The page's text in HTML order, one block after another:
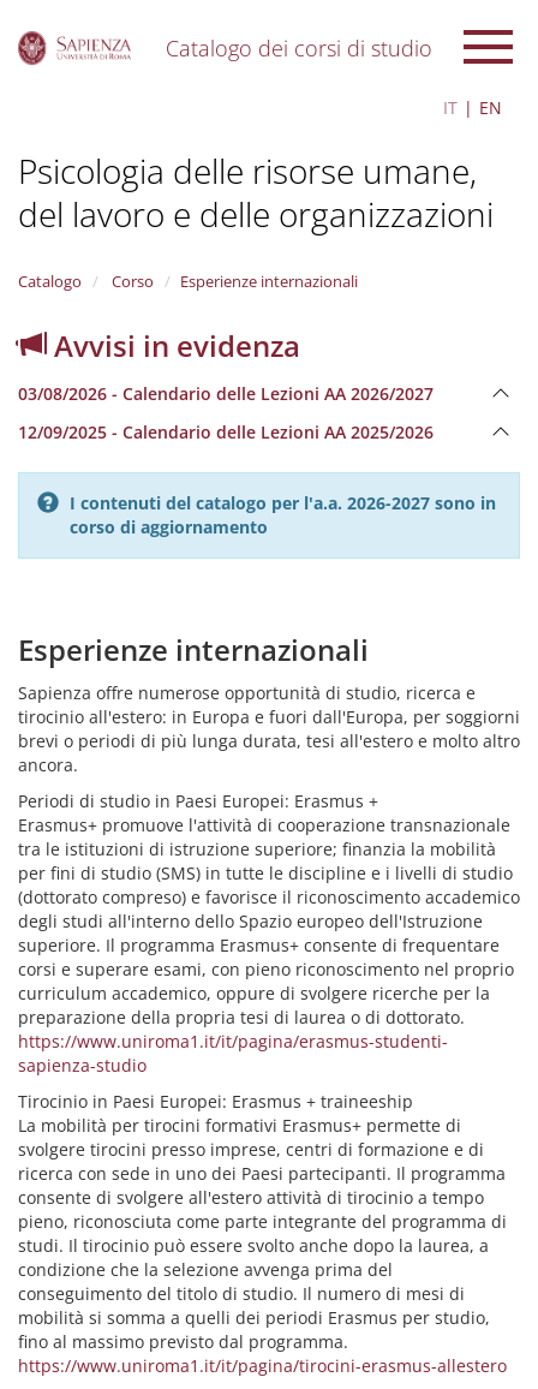
Catalogo dei corsi di studio
IT EN
Psicologia delle risorse umane,
del lavoro e delle organizzazioni
Catalogo Corso Esperienze internazionali
Avvisi in evidenza
03/08/2026 - Calendario delle Lezioni AA 2026/2027
12/09/2025 - Calendario delle Lezioni AA 2025/2026
I contenuti del catalogo per l'a.a. 2026-2027 sono in
corso di aggiornamento
Esperienze internazionali
Sapienza offre numerose opportunità di studio, ricerca e
tirocinio all'estero: in Europa e fuori dall'Europa, per soggiorni
brevi o periodi di più lunga durata, tesi all'estero e molto altro
ancora.
Periodi di studio in Paesi Europei: Erasmus +
Erasmus+ promuove l'attività di cooperazione transnazionale
tra le istituzioni di istruzione superiore; finanzia la mobilità
per fini di studio (SMS) in tutte le discipline e i livelli di studio
(dottorato compreso) e favorisce il riconoscimento accademico
degli studi all'interno dello Spazio europeo dell'Istruzione
superiore. Il programma Erasmus+ consente di frequentare
corsi e superare esami, con pieno riconoscimento nel proprio
curriculum accademico, oppure di svolgere ricerche per la
preparazione della propria tesi di laurea o di dottorato.
https://www.uniroma1.it/it/pagina/erasmus-studenti-
sapienza-studio
Tirocinio in Paesi Europei: Erasmus + traineeship
La mobilità per tirocini formativi Erasmus+ permette di
svolgere tirocini presso imprese, centri di formazione e di
ricerca con sede in uno dei Paesi partecipanti. Il programma
consente di svolgere all'estero attività di tirocinio a tempo
pieno, riconosciuta come parte integrante del programma di
studi. Il tirocinio può essere svolto anche dopo la laurea, a
condizione che la selezione avvenga prima del
conseguimento del titolo di studio. Il numero di mesi di
mobilità si somma a quelli dei periodi Erasmus per studio,
fino al massimo previsto dal programma.
https://www.uniroma1.it/it/pagina/tirocini-erasmus-allestero